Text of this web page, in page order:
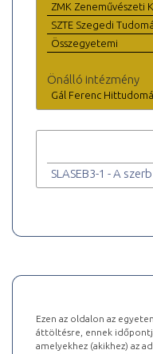
ZMK Zeneművészeti
SZTE Szegedi
Összegyetemi
Önálló intézmény
Gál Ferenc
SLASEB3-1 - A
Ezen az oldalon az
áttöltésre, ennek
amelyekhez (akikhez) az